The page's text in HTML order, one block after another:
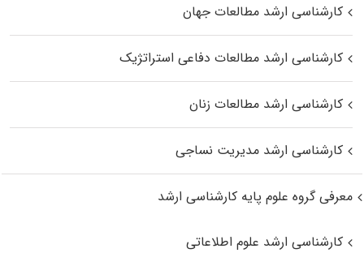
کارشناسی ارشد مطالعات جهان
کارشناسی ارشد مطالعات دفاعی استراتژیک
کارشناسی ارشد مطالعات زنان
کارشناسی ارشد مدیریت نساجی
معرفی گروه علوم پایه کارشناسی ارشد
کارشناسی ارشد علوم اطلاعاتی